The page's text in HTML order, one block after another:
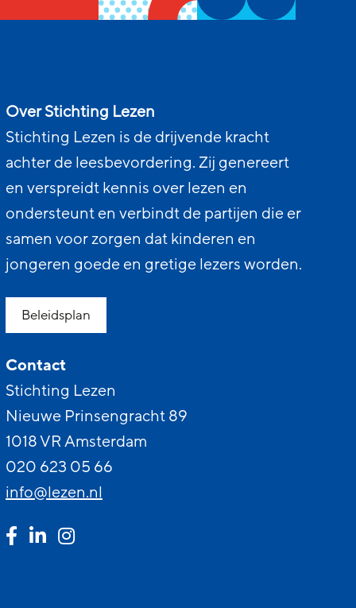
Over Stichting Lezen
Stichting Lezen is de drijvende kracht
achter de leesbevordering. Zij genereert
en verspreidt kennis over lezen en
ondersteunt en verbindt de partijen die er
samen voor zorgen dat kinderen en
jongeren goede en gretige lezers worden.
Beleidsplan
Contact
Stichting Lezen
Nieuwe Prinsengracht 89
1018 VR Amsterdam
020 623 05 66
info@lezen.nl